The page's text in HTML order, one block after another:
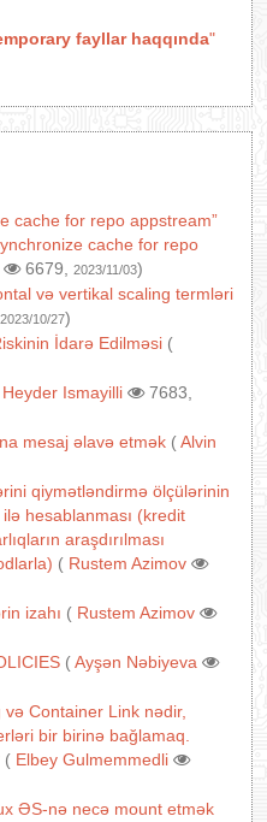
fayllar haqqında"
cache for repo appstream”
cache for repo
6679, 2023/11/03)
və vertikal scaling termləri
2023/10/27)
İdarə Edilməsi (
Heyder Ismayilli 7683,
mesaj əlavə etmək (Alvin
qiymətləndirmə ölçülərinin
hesablanması (kredit
araşdırılması
( Rustem Azimov
izahı ( Rustem Azimov
(Ayşən Nəbiyeva
Container Link nədir,
bir birinə bağlamaq.
( Elbey Gulmemmedli
ƏS-nə necə mount etmək